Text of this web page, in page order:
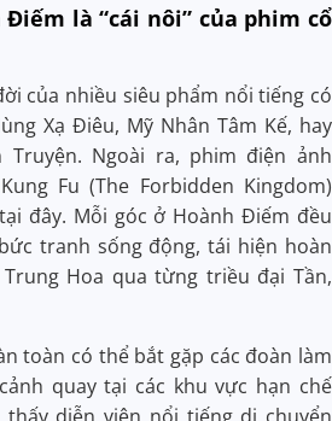
Điếm là “cái nôi” của phim cổ
của nhiều siêu phẩm nổi tiếng có
Xạ Điêu, Mỹ Nhân Tâm Kế, hay
Truyện. Ngoài ra, phim điện ảnh
Fu (The Forbidden Kingdom)
đây. Mỗi góc ở Hoành Điếm đều
tranh sống động, tái hiện hoàn
Hoa qua từng triều đại Tần,
toàn có thể bắt gặp các đoàn làm
quay tại các khu vực hạn chế